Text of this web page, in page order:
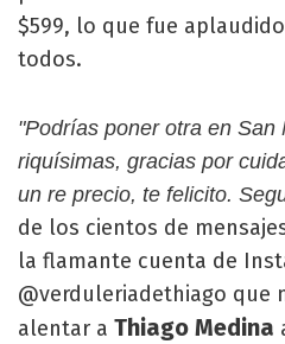
$599, lo que fue
todos.
"Podrías poner otra en San
riquísimas, gracias por
un re precio, te felicito.
de los cientos de
la flamante cuenta de
@verduleriadethiago que
alentar a Thiago Medina